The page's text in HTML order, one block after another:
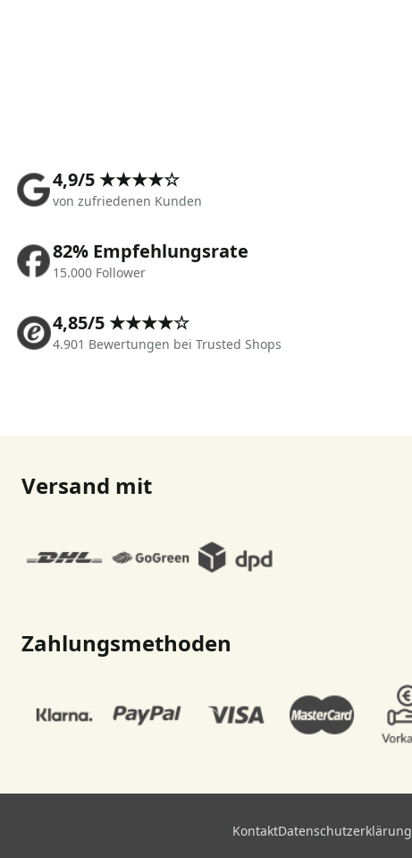
4,9/5 ★★★★☆
von zufriedenen Kunden
82% Empfehlungsrate
15.000 Follower
4,85/5 ★★★★☆
4.901 Bewertungen bei Trusted Shops
Versand mit
Zahlungsmethoden
KontaktDatenschutzerklärung